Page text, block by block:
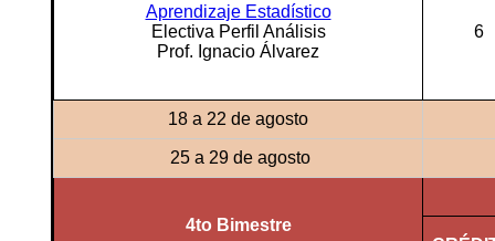
Aprendizaje Estadístico
Electiva Perfil Análisis
Prof. Ignacio Álvarez
6
18 a 22 de agosto
25 a 29 de agosto
4to Bimestre